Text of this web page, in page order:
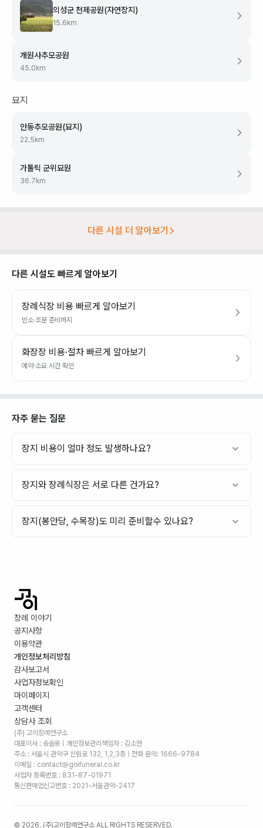
의성군 천제공원(자연장지)
15.6 km
개원사추모공원
45.0 km
묘지
안동추모공원(묘지)
22.5 km
가톨릭 군위묘원
36.7 km
다른 시설 더 알아보기
다른 시설도 빠르게 알아보기
장례식장 비용 빠르게 알아보기
빈소·조문 준비까지
화장장 비용·절차 빠르게 알아보기
예약·소요 시간 확인
자주 묻는 질문
장지 비용이 얼마 정도 발생하나요?
장지와 장례식장은 서로 다른 건가요?
장지(봉안당, 수목장)도 미리 준비할수 있나요?
장례 이야기
공지사항
이용약관
개인정보처리방침
감사보고서
사업자정보확인
마이페이지
고객센터
상담사 조회
(주) 고이장례연구소
대표이사 : 송슬옹 | 개인정보관리책임자 : 김소현
주소 : 서울시 관악구 신림로 132, 1,2,3층 | 전화 문의: 1666-9784
이메일 : contact@goifuneral.co.kr
사업자 등록번호 : 831-87-01971
통신판매업신고번호 : 2021-서울관악-2417
© 2026. (주)고이장례연구소 ALL RIGHTS RESERVED.